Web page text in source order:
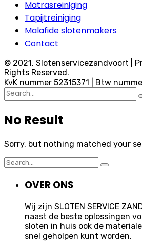
Matrasreiniging
Tapijtreiniging
Malafide slotenmakers
Contact
© 2021, Slotenservicezandvoort |
Rights Reserved.
KvK nummer 52315371 | Btw
Search
for:
No Result
Sorry, but nothing matched your
Search
for:
OVER ONS
Wij zijn SLOTEN SERVICE
naast de beste oplossingen
sloten in huis ook de
snel geholpen kunt worden.